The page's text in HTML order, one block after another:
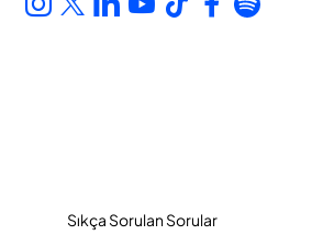
Sıkça Sorulan Sorular